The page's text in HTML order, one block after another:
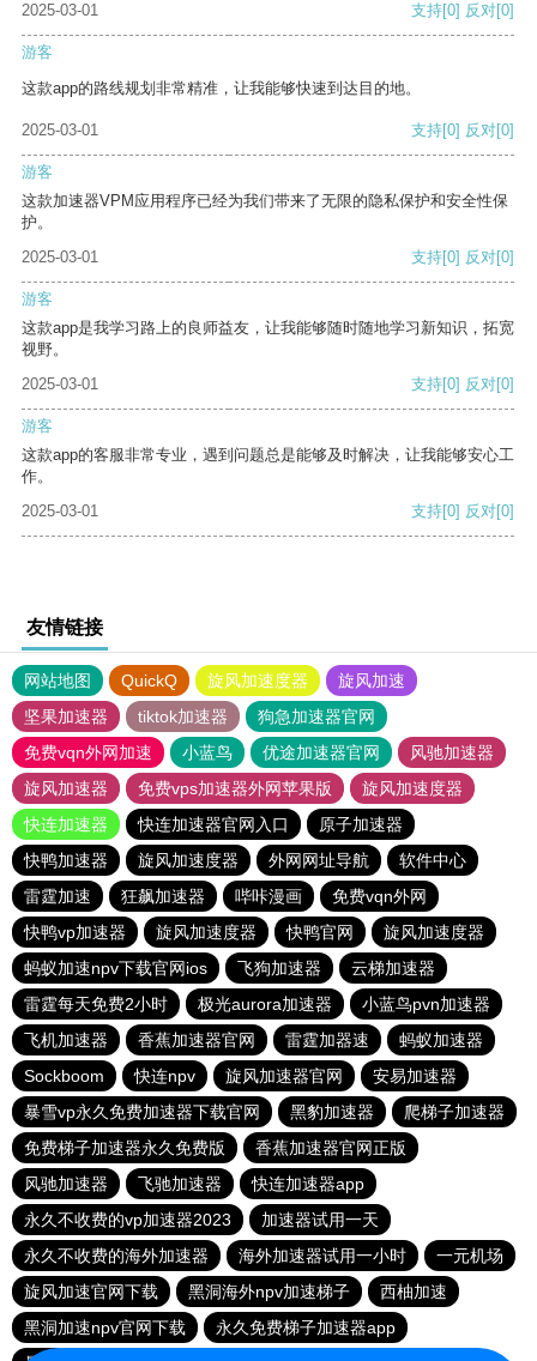
2025-03-01
支持[0] 反对[0]
游客
这款app的路线规划非常精准，让我能够快速到达目的地。
2025-03-01 支持[0] 反对[0]
游客
这款加速器VPM应用程序已经为我们带来了无限的隐私保护和安全性保
护。
2025-03-01
支持[0] 反对[0]
游客
这款app是我学习路上的良师益友，让我能够随时随地学习新知识，拓宽
视野。
2025-03-01
支持[0] 反对[0]
游客
这款app的客服非常专业，遇到问题总是能够及时解决，让我能够安心工
作。
2025-03-01
支持[0] 反对[0]
友情链接
网站地图 QuickQ 旋风加速度器
旋风加速
坚果加速器
tiktok加速器
狗急加速器官网
免费vqn外网加速
小蓝鸟 优途加速器官网
风驰加速器
旋风加速器
免费vps加速器外网苹果版
旋风加速度器
快连加速器
快连加速器官网入口
原子加速器
快鸭加速器
旋风加速度器 外网网址导航
软件中心
雷霆加速
狂飙加速器 哔咔漫画
免费vqn外网
快鸭vp加速器
旋风加速度器 快鸭官网
旋风加速度器
蚂蚁加速npv下载官网ios
飞狗加速器
云梯加速器
雷霆每天免费2小时
极光aurora加速器
小蓝鸟pvn加速器
飞机加速器
香蕉加速器官网 雷霆加器速
蚂蚁加速器
Sockboom
快连npv 旋风加速器官网
安易加速器
暴雪vp永久免费加速器下载官网
黑豹加速器
爬梯子加速器
免费梯子加速器永久免费版
香蕉加速器官网正版
风驰加速器
飞驰加速器
快连加速器app
永久不收费的vp加速器2023
加速器试用一天
永久不收费的海外加速器
海外加速器试用一小时
一元机场
旋风加速官网下载
黑洞海外npv加速梯子
西柚加速
黑洞加速npv官网下载
永久免费梯子加速器app